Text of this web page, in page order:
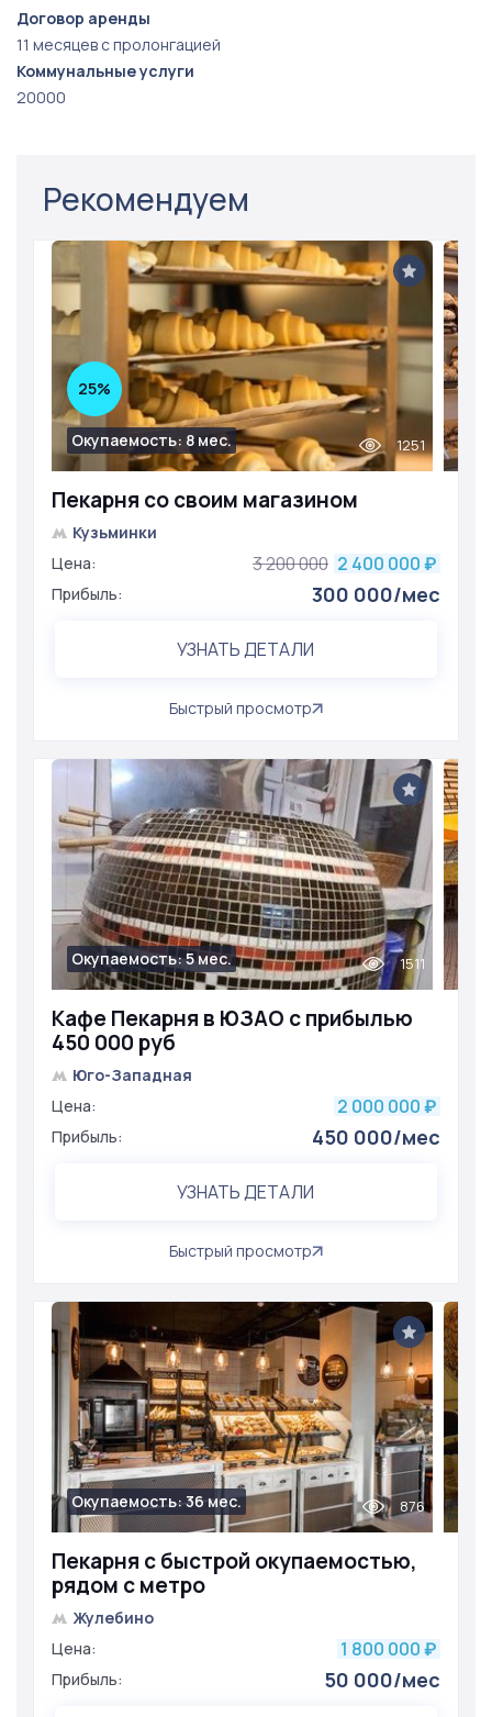
Договор аренды
11 месяцев с пролонгацией
Коммунальные услуги
20000
Рекомендуем
Пекарня со своим магазином
Окупаемость: 8 мес.
25%
1251
Кузьминки
Цена:
2 400 000 ₽
3 200 000
Прибыль: 300 000/мес
УЗНАТЬ ДЕТАЛИ
Быстрый просмотр
Кафе Пекарня в ЮЗАО с прибылью
450 000 руб
Окупаемость: 5 мес. 1511
Юго-Западная
Цена:
2 000 000 ₽
Прибыль: 450 000/мес
УЗНАТЬ ДЕТАЛИ
Быстрый просмотр
Пекарня с быстрой окупаемостью,
рядом с метро
Окупаемость: 36 мес. 876
Жулебино
Цена:
1 800 000 ₽
Прибыль: 50 000/мес